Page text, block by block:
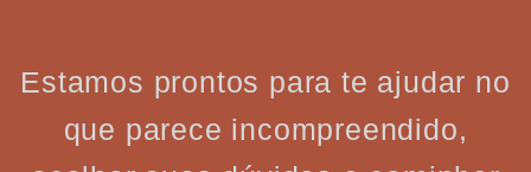
Estamos prontos para te ajudar no
que parece incompreendido,